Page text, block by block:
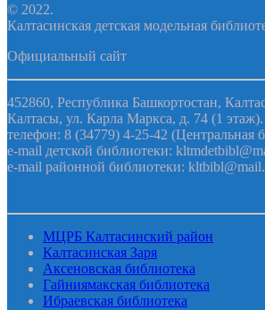
© 2022.
Калтасинская детская модельная
Официальный сайт
452860, Республика Башкортостан,
Калтасы, ул. Карла Маркса, д. 74 (1
телефон: 8 (34779) 4-25-42 (Центральная
e-mail детской библиотеки:
e-mail районной библиотеки:
МЦРБ Калтасинский район
Калтасинская Заря
Аксеновская библиотека
Гайниямакская библиотека
Ибраевская библиотека